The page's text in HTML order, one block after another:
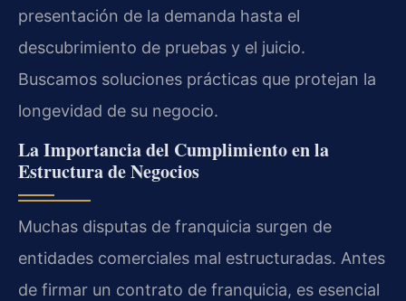
presentación de la demanda hasta el
descubrimiento de pruebas y el juicio.
Buscamos soluciones prácticas que protejan la
longevidad de su negocio.
La Importancia del Cumplimiento en la
Estructura de Negocios
Muchas disputas de franquicia surgen de
entidades comerciales mal estructuradas. Antes
de firmar un contrato de franquicia, es esencial